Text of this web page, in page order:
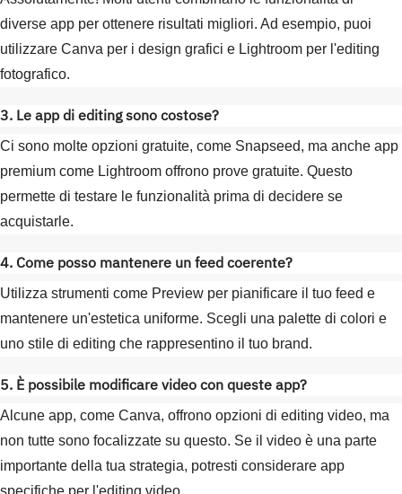
diverse app per ottenere risultati migliori. Ad esempio, puoi
utilizzare Canva per i design grafici e Lightroom per l'editing
fotografico.
3. Le app di editing sono costose?
Ci sono molte opzioni gratuite, come Snapseed, ma anche app
premium come Lightroom offrono prove gratuite. Questo
permette di testare le funzionalità prima di decidere se
acquistarle.
4. Come posso mantenere un feed coerente?
Utilizza strumenti come Preview per pianificare il tuo feed e
mantenere un'estetica uniforme. Scegli una palette di colori e
uno stile di editing che rappresentino il tuo brand.
5. È possibile modificare video con queste app?
Alcune app, come Canva, offrono opzioni di editing video, ma
non tutte sono focalizzate su questo. Se il video è una parte
importante della tua strategia, potresti considerare app
specifiche per l'editing video.